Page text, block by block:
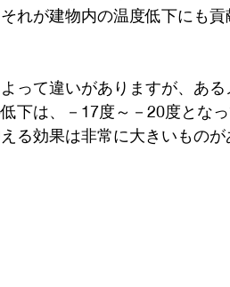
れが建物内の温度低下にも
って違いがありますが、ある
下は、－17度～－20度となっ
る効果は非常に大きいものが